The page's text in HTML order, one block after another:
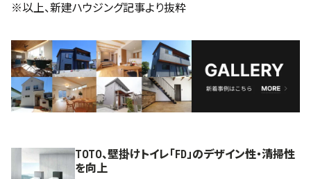
※以上、新建ハウジング記事より抜粋
TOTO、壁掛けトイレ「FD」のデザイン性・清掃性
を向上